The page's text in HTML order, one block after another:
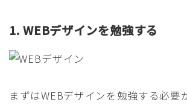
1. WEBデザインを勉強する
まずはWEBデザインを勉強する必要